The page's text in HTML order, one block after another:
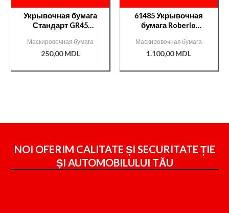
Укрывочная бумага
Стандарт GR45
Маскировочная бумага
250,00MDL
61485 Укрывочная
бумага Roberlo
Маскировочная бумага
1.100,00MDL
NOI OFERIM CALITATE ȘI SECURITATE ȚIE
ȘI AUTOMOBILULUI TĂU